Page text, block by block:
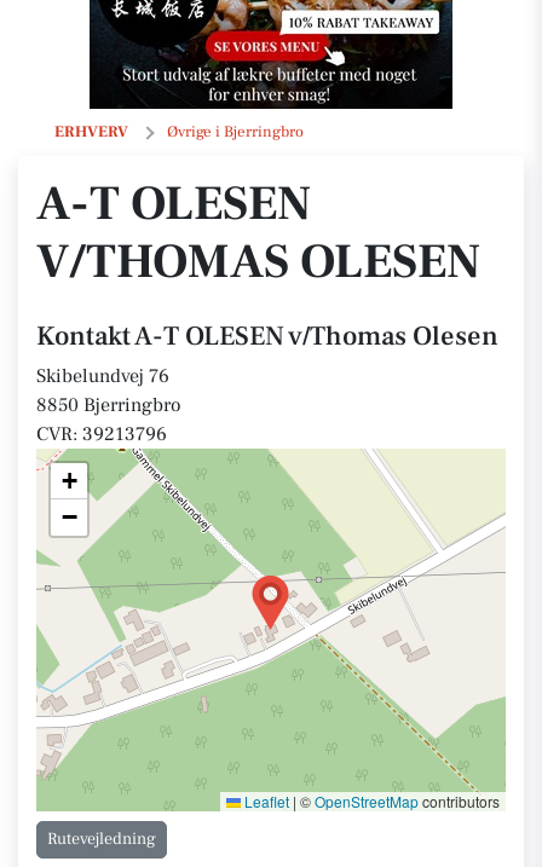
ERHVERV Øvrige i Bjerringbro
A-T OLESEN v/Thomas Olesen
A-T OLESEN
V/THOMAS OLESEN
Kontakt A-T OLESEN v/Thomas Olesen
Skibelundvej 76
8850 Bjerringbro
CVR: 39213796
+
−
Leaflet | ©OpenStreetMapcontributors
Rutevejledning